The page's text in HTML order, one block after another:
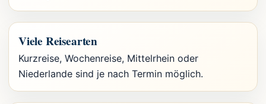
Viele Reisearten
Kurzreise, Wochenreise, Mittelrhein oder
Niederlande sind je nach Termin möglich.